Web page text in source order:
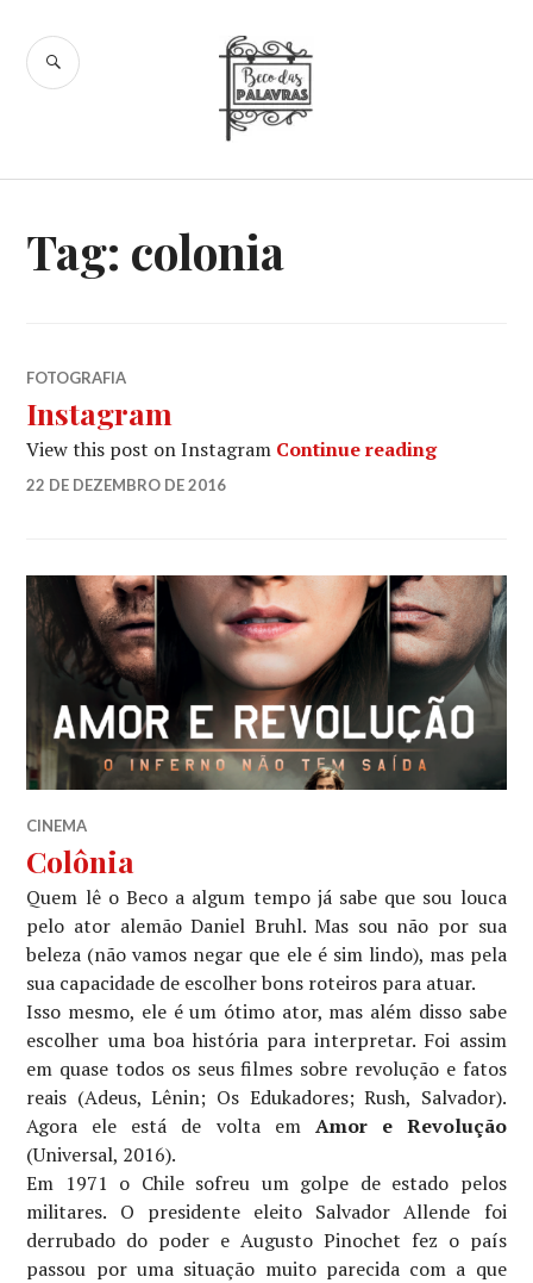
content
Beco das
Palavras
SEARCH
Tag: colonia
FOTOGRAFIA
Instagram
View this post on Instagram Continue readingInstagram
YK
22 DE DEZEMBRO DE 2016
CINEMA
Colônia
Quem lê o Beco a algum tempo já sabe que sou louca
pelo ator alemão Daniel Bruhl. Mas sou não por sua
beleza (não vamos negar que ele é sim lindo), mas pela
sua capacidade de escolher bons roteiros para atuar.
Isso mesmo, ele é um ótimo ator, mas além disso sabe
escolher uma boa história para interpretar. Foi assim
em quase todos os seus filmes sobre revolução e fatos
reais (Adeus, Lênin; Os Edukadores; Rush, Salvador).
Agora ele está de volta em Amor e Revolução
(Universal, 2016).
Em 1971 o Chile sofreu um golpe de estado pelos
militares. O presidente eleito Salvador Allende foi
derrubado do poder e Augusto Pinochet fez o país
passou por uma situação muito parecida com a que